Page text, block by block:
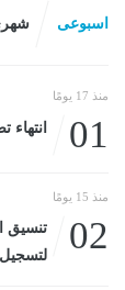
اسبوعى
منذ 17 يومًا
01 انتهاء
منذ 15 يومًا
02
لتسجيل